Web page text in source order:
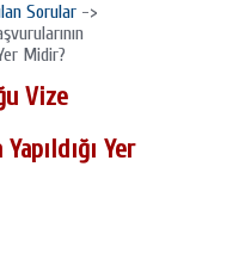
Sorular ->
Midir?
Vize
Yer